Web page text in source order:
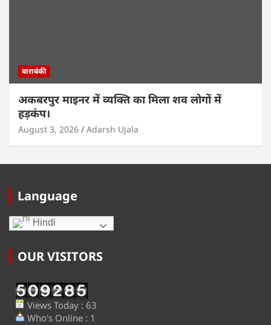
बाराबंकी
अकबरपुर माइनर में व्यक्ति का मिला शव लोगों में
हड़कंप।
August 3, 2026 Adarsh Ujala
Language
Hindi
OUR VISITORS
Views Today : 63
Who's Online : 1